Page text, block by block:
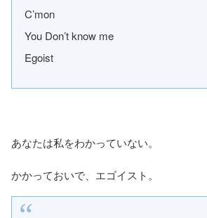
C’mon
You Don’t know me
Egoist
あなたは私をわかっていない。
かかっておいで、エゴイスト。